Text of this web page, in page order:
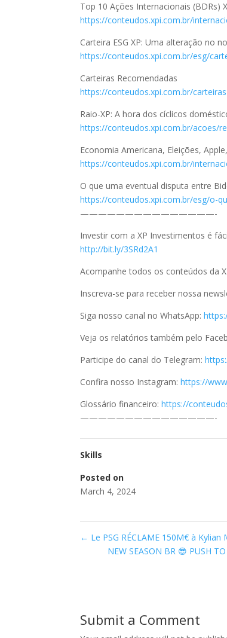
Top 10 Ações Internacionais (BDRs)
https://conteudos.xpi.com.br/
Carteira ESG XP: Uma alteração no
https://conteudos.xpi.com.br/esg/
Carteiras Recomendadas
https://conteudos.xpi.com.br/
Raio-XP: A hora dos cíclicos
https://conteudos.xpi.com.br/acoes/
Economia Americana, Eleições,
https://conteudos.xpi.com.br/
O que uma eventual disputa entre
https://conteudos.xpi.com.br/esg/o-
———————————————-
Investir com a XP Investimentos é
http://bit.ly/3SRd2A1
Acompanhe todos os conteúdos da
Inscreva-se para receber nossa
Siga nosso canal no WhatsApp:
Veja os relatórios também pelo
Participe do canal do Telegram:
Confira nosso Instagram:https://
Glossário financeiro:https://
———————————————-
Skills
Posted on
March 4, 2024
← Le PSG RÉCLAME 150M€ à
NEW SEASON BR 😎 PUSH
Submit a Comment